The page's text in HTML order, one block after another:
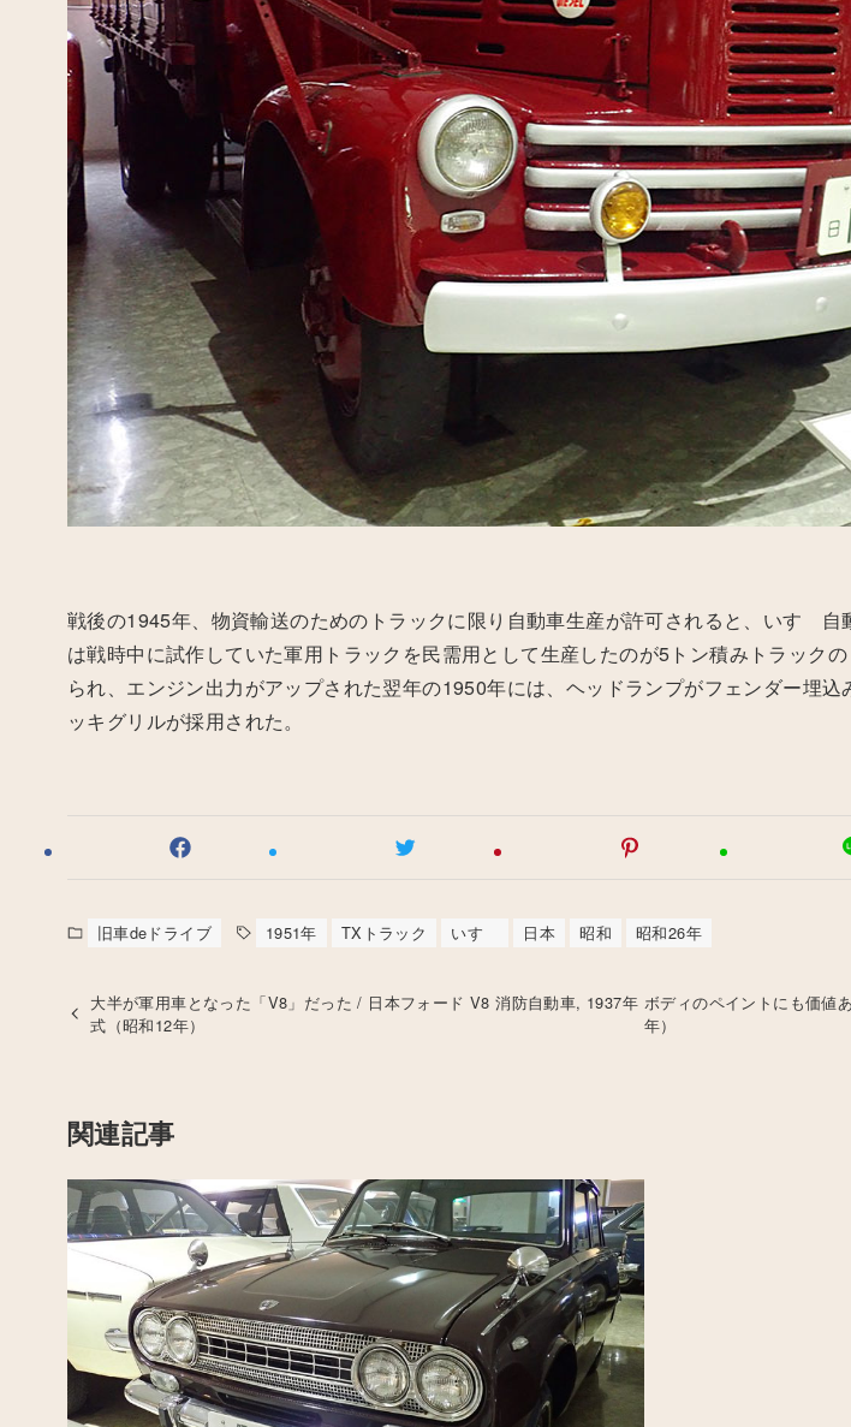
戦後の1945年、物資輸送のためのトラックに限り自動車生産が許可されると、いすゞ
は戦時中に試作していた軍用トラックを民需用として生産したのが5 トン積みトラック
られ、エンジン出力がアップされた翌年の1950年には、ヘッドランプがフェンダー埋
ッキグリルが採用された。
旧車deドライブ 1951年 TXトラック いすゞ 日本 昭和 昭和26年
大半が軍用車となった「V8」だった / 日本フォード V8 消防自動車, 1937年
式（昭和12年）
ボディのペイントにも価値
年）
関連記事